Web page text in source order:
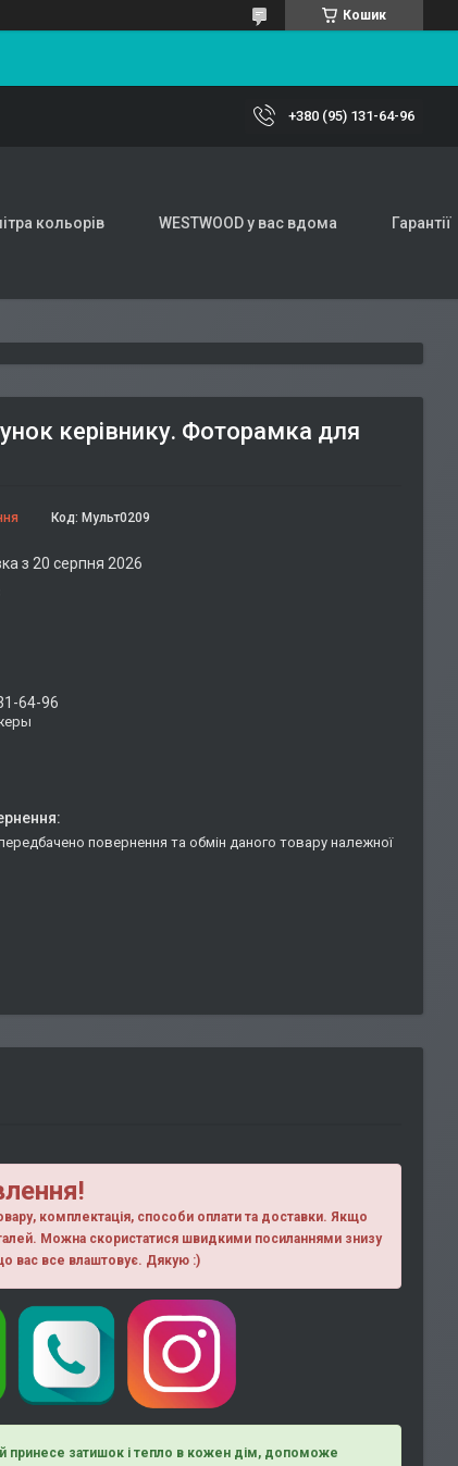
Кошик
+380 (95) 131-64-96
кольорів WESTWOOD у вас вдома Гарантії
керівнику. Фоторамка для
Код: Мульт0209
з 20 серпня 2026
64-96
комплектація, способи оплати та доставки. Якщо
Можна скористатися швидкими посиланнями знизу
вас все влаштовує. Дякую :)
принесе затишок і тепло в кожен дім, допоможе